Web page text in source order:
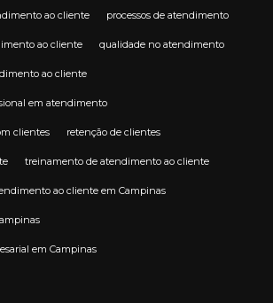
ao cliente processos de atendimento
ao cliente qualidade no atendimento
ao cliente
em atendimento
clientes retenção de clientes
treinamento de atendimento ao cliente
ao cliente em Campinas
em Campinas